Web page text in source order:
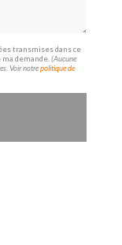
transmises dans ce
demande.(Aucune
Voir notrepolitique de